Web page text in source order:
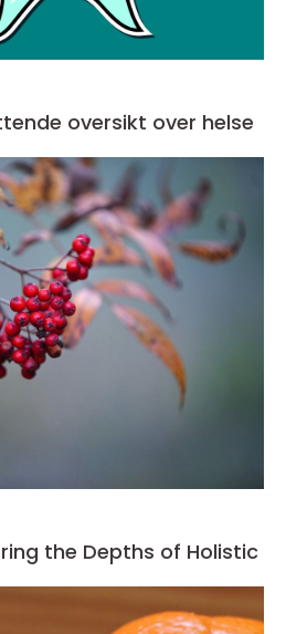
oversikt over helse